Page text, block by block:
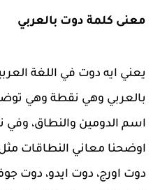
معنى كلمة دوت بالعربي
بالعربي وهي نقطة وهي
اسم الدومين والنطاق، وفي
اوضحنا معاني النطاقات
دوت اورج، دوت ايدو، دوت